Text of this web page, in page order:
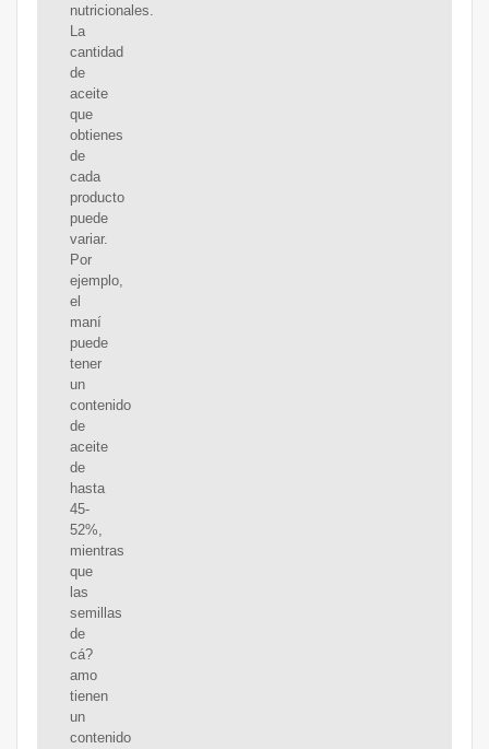
nutricionales.
La
cantidad
de
aceite
que
obtienes
de
cada
producto
puede
variar.
Por
ejemplo,
el
maní
puede
tener
un
contenido
de
aceite
de
hasta
45-
52%,
mientras
que
las
semillas
de
cá?
amo
tienen
un
contenido